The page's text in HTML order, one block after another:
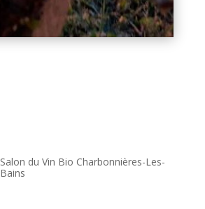
Salon du Vin Bio Charbonnières-Les-
Bains